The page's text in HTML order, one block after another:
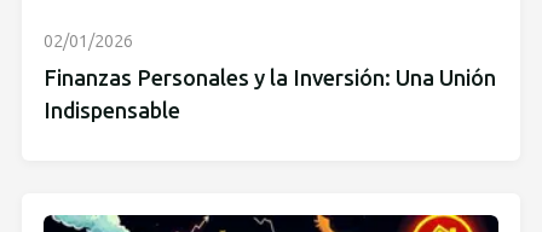
02/01/2026
Finanzas Personales y la Inversión: Una Unión
Indispensable